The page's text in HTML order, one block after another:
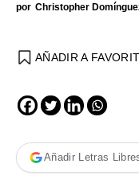
por Christopher
AÑADIR A
Añadir Letras